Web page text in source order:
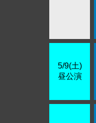
5/9(土)
昼公演